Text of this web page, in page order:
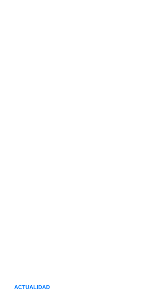
ACTUALIDAD